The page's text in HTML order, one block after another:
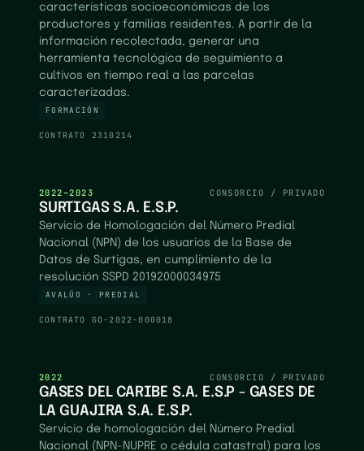
características socioeconómicas de los
productores y familias residentes. A partir de la
información recolectada, generar una
herramienta tecnológica de seguimiento a
cultivos en tiempo real a las parcelas
caracterizadas.
FORMACIÓN
CONTRATO 2310214
2022–2023 CONSORCIO / PRIVADO
SURTIGAS S.A. E.S.P.
Servicio de Homologación del Número Predial
Nacional (NPN) de los usuarios de la Base de
Datos de Surtigas, en cumplimiento de la
resolución SSPD 20192000034975
AVALÚO · PREDIAL
CONTRATO GO-2022-000018
2022 CONSORCIO / PRIVADO
GASES DEL CARIBE S.A. E.S.P - GASES DE
LA GUAJIRA S.A. E.S.P.
Servicio de homologación del Número Predial
Nacional (NPN-NUPRE o cédula catastral) para los